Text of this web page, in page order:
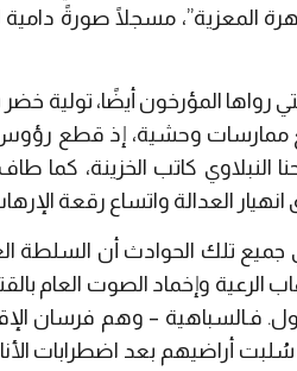
المعزية”، مسجلًا صورةً
رواها المؤرخون أيضًا، تولية
ممارسات وحشية، إذ قطع رؤوس
النبلاوي كاتب الخزينة،
العدالة واتساع رقعة
تلك الحوادث أن السلطة
الرعية وإخماد الصوت العام
فـالسباهية – وهم فرسان
سُلبت أراضيهم بعد اضطرابات